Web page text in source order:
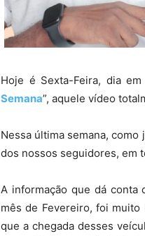
Hoje é Sexta-Feira, dia
Semana”, aquele vídeo
Nessa última semana,
dos nossos seguidores, em
A informação que dá
mês de Fevereiro, foi muito
que a chegada desses